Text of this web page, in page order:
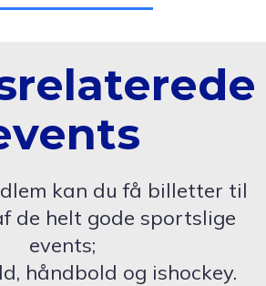
kan du få billetter til
de helt gode sportslige
events;
håndbold og ishockey.